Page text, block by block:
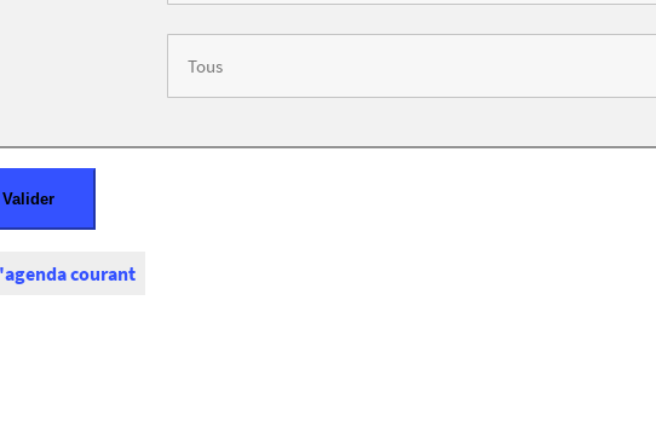
courant